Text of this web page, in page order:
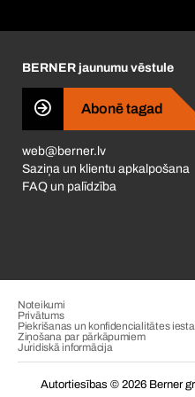
Business Conduct
BERNER jaunumu vēstule
Abonē tagad
web@berner.lv
Saziņa un klientu apkalpošana
FAQ un palīdzība
Autortiesības © 2026 Berner
Noteikumi
Privātums
Piekrišanas un konfidencialitātes
Ziņošana par pārkāpumiem
Juridiskā informācija